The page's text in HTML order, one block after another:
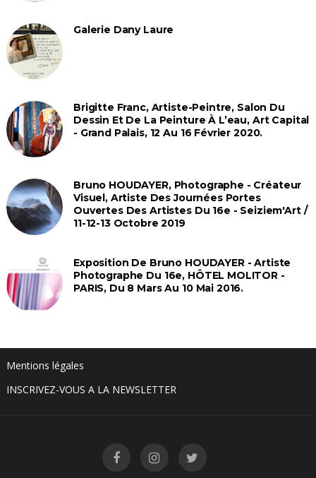
Galerie Dany Laure
Brigitte Franc, Artiste-Peintre, Salon Du
Dessin Et De La Peinture À L’eau, Art Capital
- Grand Palais, 12 Au 16 Février 2020.
Bruno HOUDAYER, Photographe - Créateur
Visuel, Artiste Des Journées Portes
Ouvertes Des Artistes Du 16e - Seiziem'Art /
11-12-13 Octobre 2019
Exposition De Bruno HOUDAYER - Artiste
Photographe Du 16e, HÔTEL MOLITOR -
PARIS, Du 8 Mars Au 10 Mai 2016.
Mentions légales
INSCRIVEZ-VOUS A LA NEWSLETTER